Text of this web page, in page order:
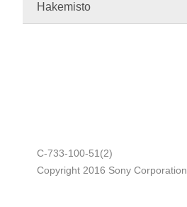
Hakemisto
C-733-100-51(2)
Copyright 2016 Sony Corporation